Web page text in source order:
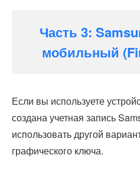
Часть 3:
мобильный
Если вы используете
создана учетная запись
использовать другой
графического ключа.